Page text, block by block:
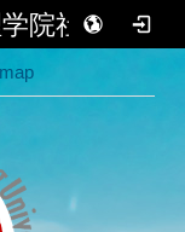
院社会学系